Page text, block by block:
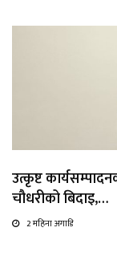
उत्कृष्ट
चौधरीको बिदाइ,…
2 महिना अगाडि